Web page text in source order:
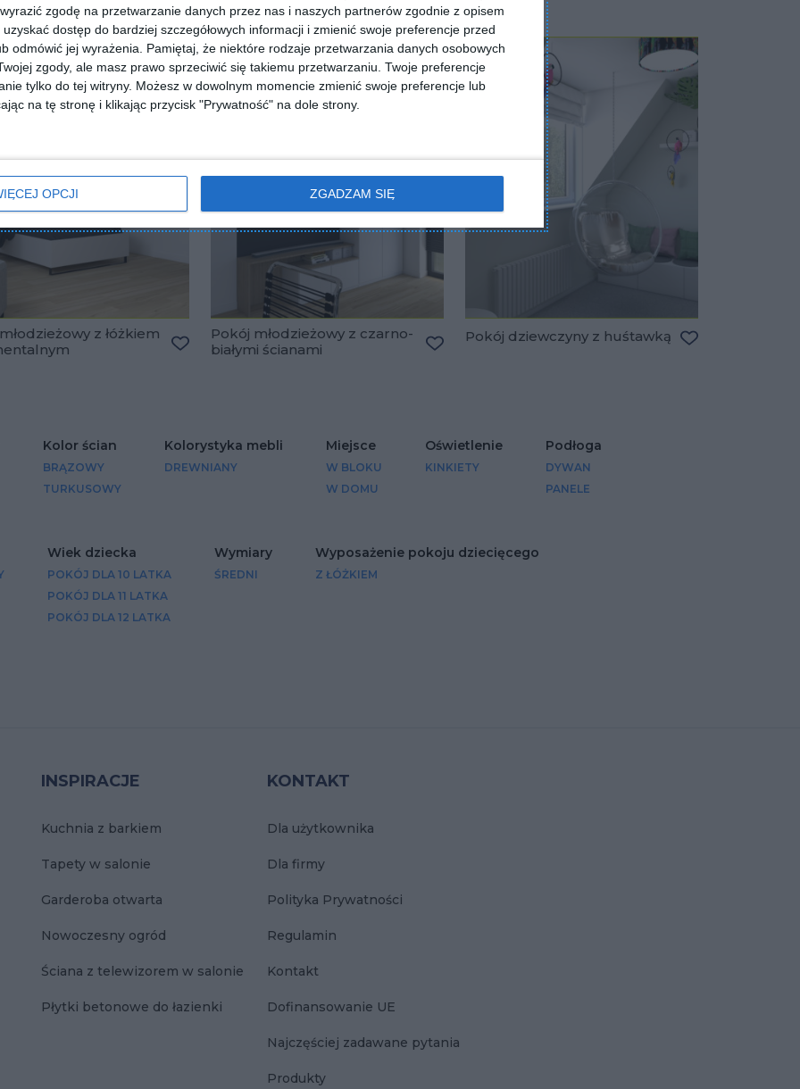
zgodę na przetwarzanie danych przez nas i naszych partnerów zgodnie z opisem
dostęp do bardziej szczegółowych informacji i zmienić swoje preferencje przed
odmówić jej wyrażenia.
Pamiętaj, że niektóre rodzaje przetwarzania danych osobowych
zgody, ale masz prawo sprzeciwić się takiemu przetwarzaniu. Twoje preferencje
tylko do tej witryny. Możesz w dowolnym momencie zmienić swoje preferencje lub
na tę stronę i klikając przycisk "Prywatność" na dole strony.
OPCJI ZGADZAM SIĘ
z łóżkiem
Dodaj do ulubionych
Pokój młodzieżowy z czarno-
białymi ścianami
Pokój dziewczyny z huśtawką
Kolor ścian
BRĄZOWY
TURKUSOWY
Kolorystyka mebli
DREWNIANY
Miejsce
W BLOKU
W DOMU
Oświetlenie
KINKIETY
Podłoga
DYWAN
PANELE
Wiek dziecka
POKÓJ DLA 10 LATKA
POKÓJ DLA 11 LATKA
POKÓJ DLA 12 LATKA
Wymiary
ŚREDNI
Wyposażenie pokoju dziecięcego
Z ŁÓŻKIEM
INSPIRACJE
Kuchnia z barkiem
Tapety w salonie
Garderoba otwarta
Nowoczesny ogród
Ściana z telewizorem w salonie
Płytki betonowe do łazienki
KONTAKT
Dla użytkownika
Dla firmy
Polityka Prywatności
Regulamin
Kontakt
Dofinansowanie UE
Najczęściej zadawane pytania
Produkty